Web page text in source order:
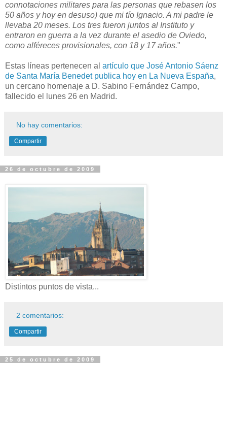
connotaciones militares para las personas que rebasen los
50 años y hoy en desuso) que mi tío Ignacio. A mi padre le
llevaba 20 meses. Los tres fueron juntos al Instituto y
entraron en guerra a la vez durante el asedio de Oviedo,
como alféreces provisionales, con 18 y 17 años."
Estas líneas pertenecen al artículo que José Antonio Sáenz
de Santa María Benedet publica hoy en La Nueva España,
un cercano homenaje a D. Sabino Fernández Campo,
fallecido el lunes 26 en Madrid.
No hay comentarios:
Compartir
26 de octubre de 2009
Distintos puntos de vista...
2 comentarios:
Compartir
25 de octubre de 2009